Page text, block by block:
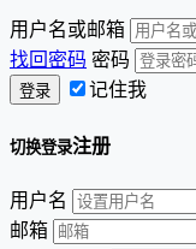
用户名或邮箱
找回密码 密码
记住我
切换登录注册
用户名
邮箱